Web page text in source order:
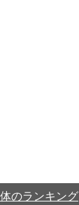
のランキング